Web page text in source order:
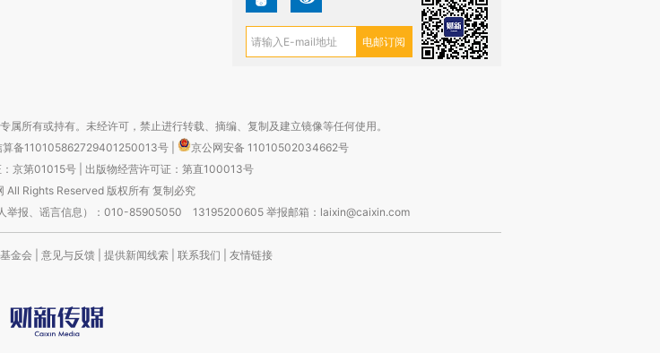
所有或持有。未经许可，禁止进行转载、摘编、复制及建立镜像等任何使用。
算备110105862729401250013号
京公网安备 11010502034662号
京第01015号| 出版物经营许可证：第直100013号
All Rights Reserved 版权所有 复制必究
举报、谣言信息）：010-85905050 13195200605 举报邮箱：laixin@caixin.com
金会 意见与反馈 提供新闻线索 联系我们 友情链接